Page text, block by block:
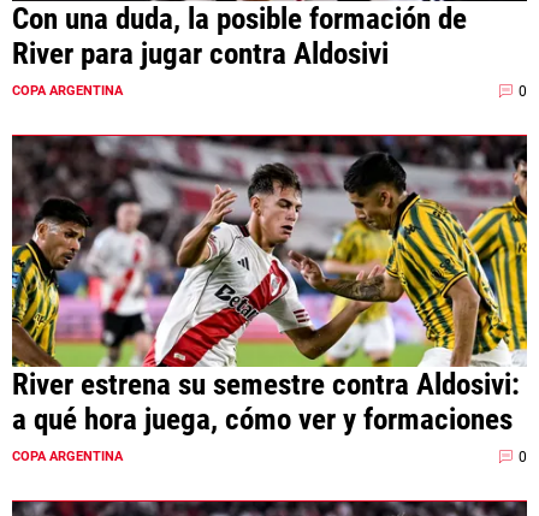
Con una duda, la posible formación de
River para jugar contra Aldosivi
COPA ARGENTINA 0
River estrena su semestre contra Aldosivi:
a qué hora juega, cómo ver y formaciones
COPA ARGENTINA 0